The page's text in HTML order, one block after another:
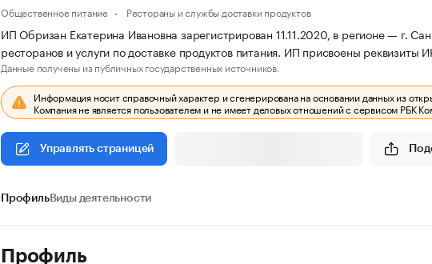
Общественное питание Рестораны и службы доставки продуктов
ИП Обризан Екатерина Ивановна зарегистрирован 11.11.2020, в регионе — г.
ресторанов и услуги по доставке продуктов питания. ИП присвоены
Данные получены из публичных государственных источников.
Информация носит справочный характер и сгенерирована на основании данных из
Компания не является пользователем и не имеет деловых отношений с сервисом РБК
Управлять страницей
ПрофильВиды деятельности
Профиль